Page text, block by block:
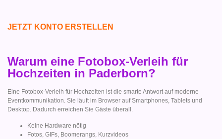
JETZT KONTO ERSTELLEN
Warum eine Fotobox-Verleih für
Hochzeiten in Paderborn?
Eine Fotobox-Verleih für Hochzeiten ist die smarte Antwort auf moderne
Eventkommunikation. Sie läuft im Browser auf Smartphones, Tablets und
Desktop. Dadurch erreichen Sie Gäste überall.
Keine Hardware nötig
Fotos, GIFs, Boomerangs, Kurzvideos